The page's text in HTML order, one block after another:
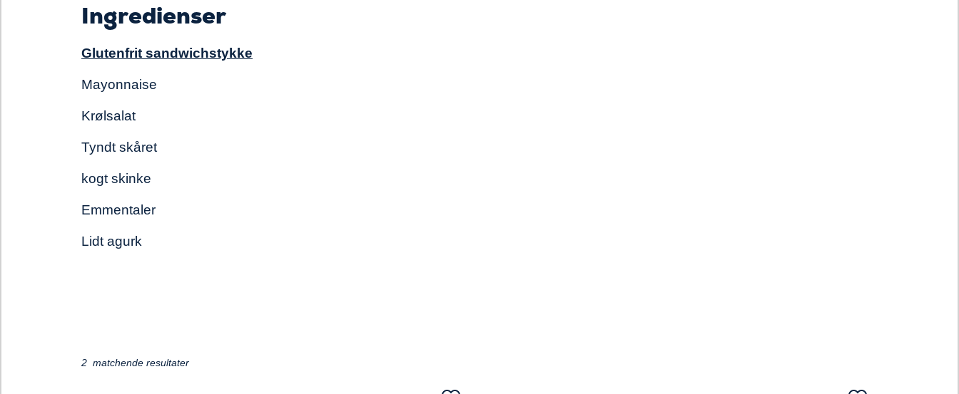
Ingredienser
Glutenfrit sandwichstykke
Mayonnaise
Krølsalat
Tyndt skåret
kogt skinke
Emmentaler
Lidt agurk
2 matchende resultater